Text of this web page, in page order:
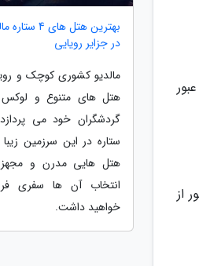
از
بهترین هتل
در جزایر رویایی
مالدیو کشوری کوچک و
هتل های متنوع و لوکس
ستاره در این سرزمین زیبا
هتل هایی مدرن و
انتخاب آن ها سفری
خواهید داشت.